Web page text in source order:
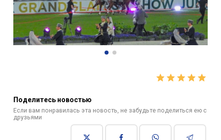
Поделитесь новостью
Если вам понравилась эта новость, не забудьте поделиться ею с
друзьями